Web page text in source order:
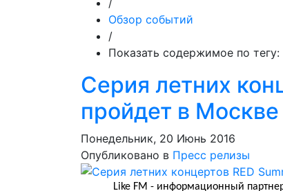
/
Обзор событий
/
Показать содержимое по тегу:
Серия летних
пройдет в
Понедельник, 20 Июнь 2016
Опубликовано в Пресс релизы
Like FM - информационный